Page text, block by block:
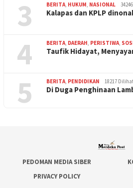
3 BERITA HUKUM NASIONAL
Kalapas dan KPLP
4 BERITA DAERAH PERISTIWA
Taufik Hidayat,
5 BERITA PENDIDIKAN 18217
Di Duga Penghinaan
PEDOMAN MEDIA SIBER
PRIVACY POLICY